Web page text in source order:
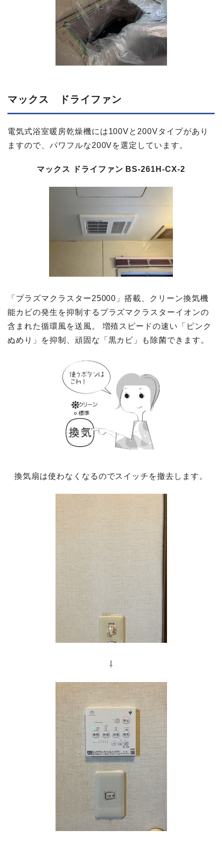
マックス ドライファン
電気式浴室暖房乾燥機には100Vと200Vタイプがあり
ますので、パワフルな200Vを選定しています。
マックス ドライファン BS-261H-CX-2
「プラズマクラスター25000」搭載、クリーン換気機
能カビの発生を抑制するプラズマクラスターイオンの
含まれた循環風を送風。 増殖スピードの速い「ピンク
ぬめり」を抑制、頑固な「黒カビ」も除菌できます。
換気扇は使わなくなるのでスイッチを撤去します。
⇩